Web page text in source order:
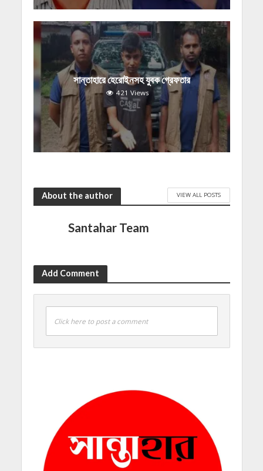
সান্তাহারে হেরোইনসহ যুবক গ্রেফতার
421 Views
About the author VIEW ALL POSTS
Santahar Team
Add Comment
Click here to post a comment